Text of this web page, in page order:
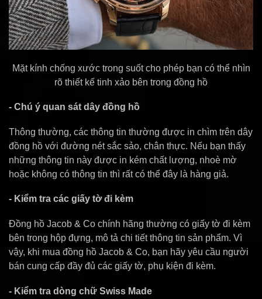
Mặt kính chống xước trong suốt cho phép bạn có thể nhìn
rõ thiết kế tinh xảo bên trong đồng hồ
- Chú ý quan sát dây đồng hồ
Thông thường, các thông tin thường được in chìm trên dây
đồng hồ với đường nét sắc sảo, chân thực. Nếu bạn thấy
những thông tin này được in kém chất lượng, nhoè mờ
hoặc không có thông tin thì rất có thể đây là hàng giả.
- Kiểm tra các giấy tờ đi kèm
Đồng hồ Jacob & Co chính hãng thường có giấy tờ đi kèm
bên trong hộp đựng, mô tả chi tiết thông tin sản phẩm. Vì
vậy, khi mua đồng hồ Jacob & Co, bạn hãy yêu cầu người
bán cung cấp đầy đủ các giấy tờ, phụ kiện đi kèm.
- Kiểm tra dòng chữ Swiss Made